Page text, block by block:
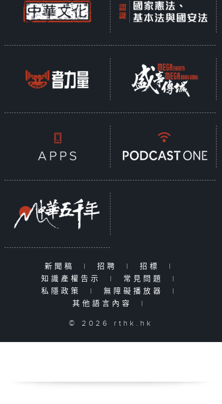
新聞稿 | 招聘 | 招標
|
知識產權告示
| 常見問題
|
私隱政策
| 無障礙播放器
|
其他語言內容
|
© 2026 rthk.hk